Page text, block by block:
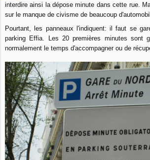
interdire ainsi la dépose minute dans cette rue.
sur le manque de civisme de beaucoup
Pourtant, les panneaux l'indiquent: il faut se
parking Effia. Les 20 premières minutes sont
normalement le temps d'accompagner ou de